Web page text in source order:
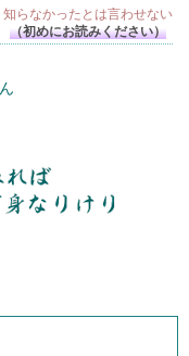
暮るるわが
知らなかったとは言わせない
（初めにお読みください）